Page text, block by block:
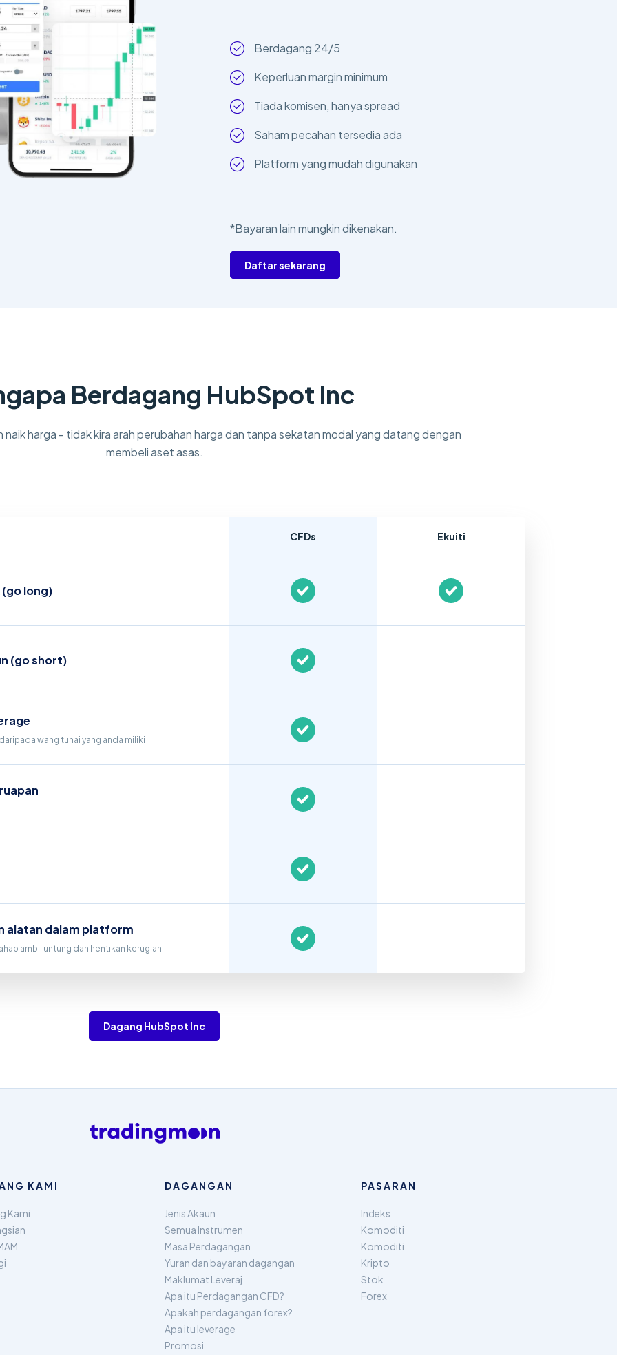
Berdagang 24/5
Keperluan margin minimum
Tiada komisen, hanya spread
Saham pecahan tersedia ada
Platform yang mudah digunakan
*Bayaran lain mungkin dikenakan.
Daftar sekarang
Berdagang HubSpot Inc
harga - tidak kira arah perubahan harga dan tanpa sekatan modal yang datang dengan
membeli aset asas.
CFDs Ekuiti
long)
(go short)
wang tunai yang anda miliki
alatan dalam platform
ambil untung dan hentikan kerugian
Dagang HubSpot Inc
KAMI
Kami
DAGANGAN
Jenis Akaun
Semua Instrumen
Masa Perdagangan
Yuran dan bayaran dagangan
Maklumat Leveraj
Apa itu Perdagangan CFD?
Apakah perdagangan forex?
Apa itu leverage
Promosi
PASARAN
Indeks
Komoditi
Komoditi
Kripto
Stok
Forex